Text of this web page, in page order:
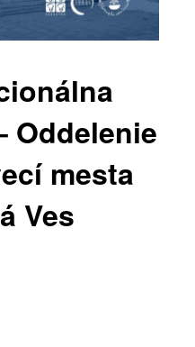
Oddelenie
mesta
Ves